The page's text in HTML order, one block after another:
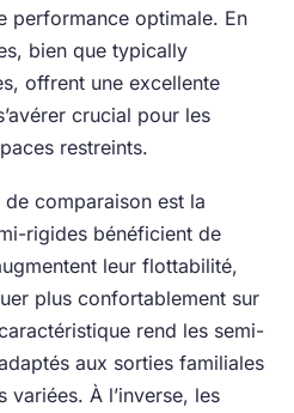
performance optimale. En
bien que typically
offrent une excellente
crucial pour les
restreints.
comparaison est la
rigides bénéficient de
leur flottabilité,
plus confortablement sur
rend les semi-
aux sorties familiales
variées. À l’inverse, les